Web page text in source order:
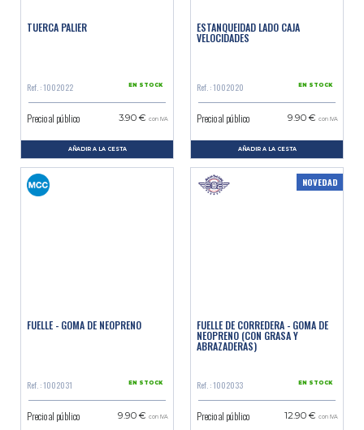
TUERCA PALIER
Ref. : 1002022 EN STOCK
Precio al público 3.90 € con IVA
AÑADIR A LA CESTA
ESTANQUEIDAD LADO CAJA
VELOCIDADES
Ref. : 1002020 EN STOCK
Precio al público 9.90 € con IVA
AÑADIR A LA CESTA
FUELLE - GOMA DE NEOPRENO
Ref. : 1002031 EN STOCK
Precio al público 9.90 € con IVA
NOVEDAD
FUELLE DE CORREDERA - GOMA DE
NEOPRENO (CON GRASA Y
ABRAZADERAS)
Ref. : 1002033 EN STOCK
Precio al público 12.90 € con IVA